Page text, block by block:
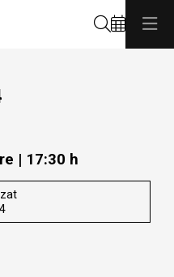
| 17:30 h